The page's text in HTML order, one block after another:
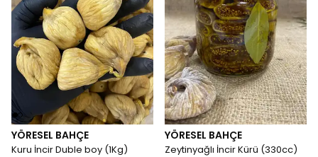
YÖRESEL BAHÇE
Kuru İncir Duble boy (1Kg)
YÖRESEL BAHÇE
Zeytinyağlı İncir Kürü (330cc)